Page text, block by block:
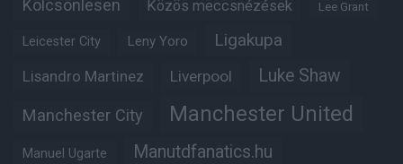
Kölcsönlesen Közös meccsnézések Lee Grant
Leicester City Leny Yoro Ligakupa
Lisandro Martinez Liverpool Luke Shaw
Manchester City Manchester United
Manuel Ugarte Manutdfanatics.hu